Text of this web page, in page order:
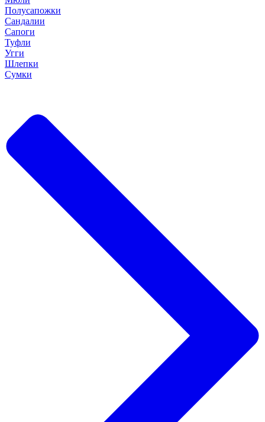
Полусапожки
Сандалии
Сапоги
Туфли
Угги
Шлепки
Сумки